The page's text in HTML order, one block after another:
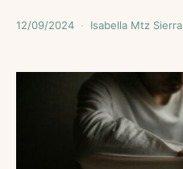
12/09/2024 Isabella Mtz Sierra